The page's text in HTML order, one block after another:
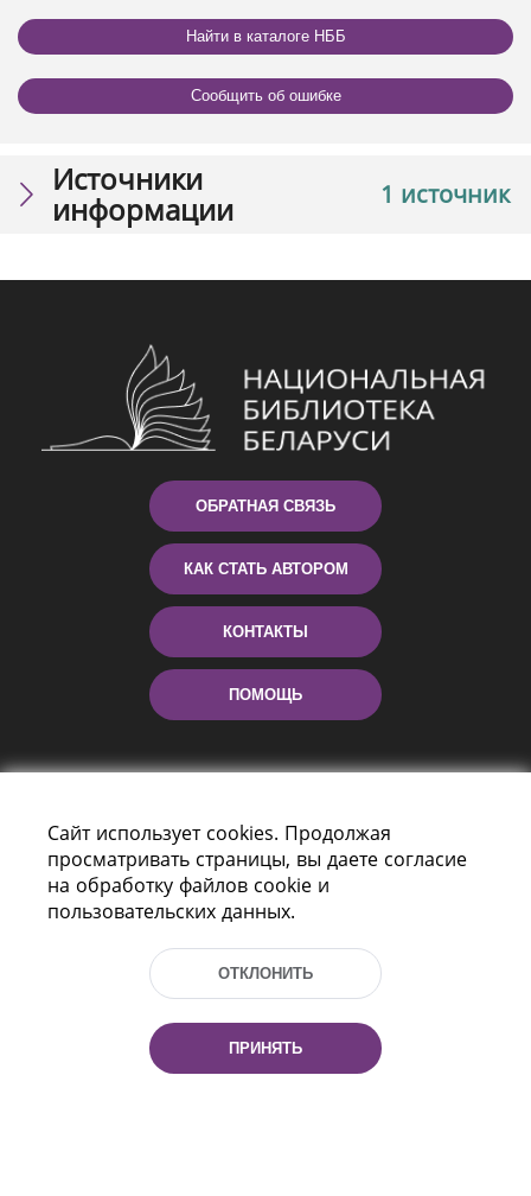
Найти в каталоге НББ
Сообщить об ошибке
1 источник
Источники
информации
ОБРАТНАЯ СВЯЗЬ
КАК СТАТЬ АВТОРОМ
КОНТАКТЫ
ПОМОЩЬ
Пр-т Независимости 116
г. Минск, Республика Беларусь, 220114
Тел.: (+375 17) 368 37 37, Факс: (+375 17)
Эл. почта: inbox@nlb.by
Сайт использует cookies. Продолжая
просматривать страницы, вы даете согласие
на обработку файлов cookie и
пользовательских данных.
ОТКЛОНИТЬ
ПРИНЯТЬ